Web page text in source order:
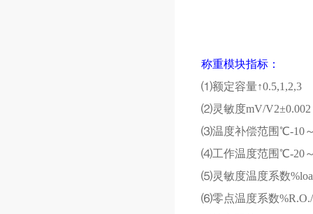
称重模块指标：
⑴额定容量↑0.5,1,2,3
⑵灵敏度mV/V2±0.002
⑶温度补偿范围℃-10
⑷工作温度范围℃-20
⑸灵敏度温度系数
⑹零点温度系数%R.O./